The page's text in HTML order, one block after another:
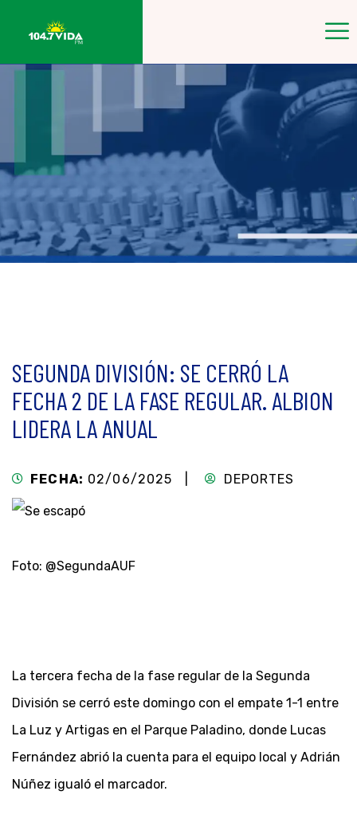
SEGUNDA DIVISIÓN: SE CERRÓ LA
FECHA 2 DE LA FASE REGULAR. ALBION
LIDERA LA ANUAL
FECHA: 02/06/2025 | DEPORTES
Foto: @SegundaAUF
La tercera fecha de la fase regular de la Segunda
División se cerró este domingo con el empate 1-1 entre
La Luz y Artigas en el Parque Paladino, donde Lucas
Fernández abrió la cuenta para el equipo local y Adrián
Núñez igualó el marcador.